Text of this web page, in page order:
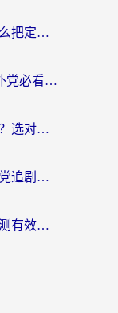
在菲律宾用国家政务服务平台怎么把定位修改到中国国内？3步解决+海外看剧听歌全攻略
优酷VIP海外限制多久解封？海外党必看的跨区难题一站式解决指南
在海外看腾讯视频总被地区限制？选对回国加速器，还能解决泰国政务网和蜻蜓FM卡顿问题
泰国怎么打不开我的长沙？海外党追剧看片的破局指南
国外怎么看魅影直播？海外党亲测有效的回国加速指南（附听歌、看央视VIP技巧）